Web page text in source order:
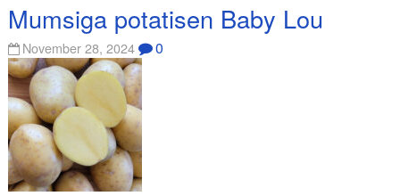
Mumsiga potatisen Baby Lou
November 28, 2024 0